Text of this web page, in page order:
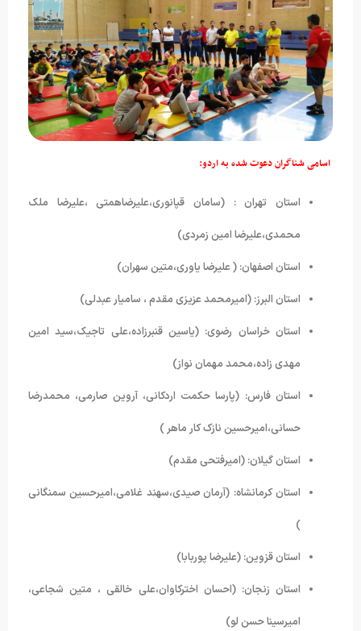
 اسامی شناگران دعوت شده به اردو:
استان تهران : (سامان قپانوری،علیرضاهمتی ،علیرضا ملک
محمدی،علیرضا امین زمردی)
استان اصفهان: ( علیرضا یاوری،متین سهران)
استان البرز: (امیرمحمد عزیزی مقدم ، سامیار عبدلی)
استان خراسان رضوی: (یاسین قنبرزاده،علی تاجیک،سید امین
مهدی زاده،محمد مهمان نواز)
استان فارس: (پارسا حکمت اردکانی، آروین صارمی، محمدرضا
حسانی،امیرحسین نازک کار ماهر )
استان گیلان: (امیرفتحی مقدم)
استان کرمانشاه: (آرمان صیدی،سهند غلامی،امیرحسین سمنگانی
)
استان قزوین: (علیرضا پوربابا)
استان زنجان: (احسان اخترکاوان،علی خالقی ، متین شجاعی،
امیرسینا حسن لو)